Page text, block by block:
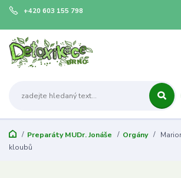
+420 603 155 798
Preparáty MUDr. Jonáše Orgány
kloubů